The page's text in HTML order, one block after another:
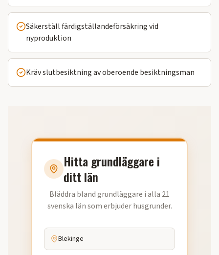
Säkerställ färdigställandeförsäkring vid
nyproduktion
Kräv slutbesiktning av oberoende besiktningsman
Hitta grundläggare i
ditt län
Bläddra bland grundläggare i alla 21
svenska län som erbjuder husgrunder.
Blekinge